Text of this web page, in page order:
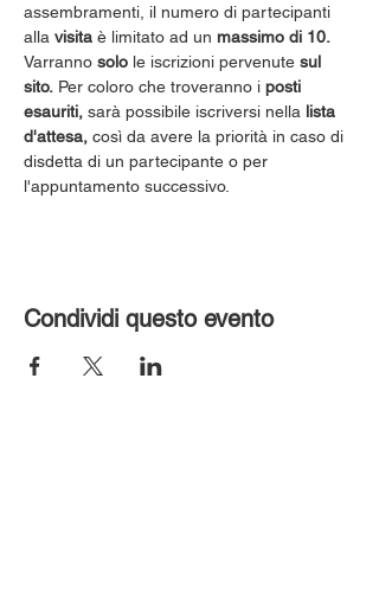
assembramenti, il numero di partecipanti
alla visita è limitato ad un massimo di 10.
Varranno solo le iscrizioni pervenute sul
sito. Per coloro che troveranno i posti
esauriti, sarà possibile iscriversi nella lista
d'attesa, così da avere la priorità in caso di
disdetta di un partecipante o per
l'appuntamento successivo.
Condividi questo evento